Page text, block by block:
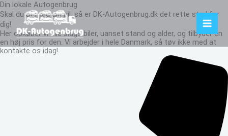
Gå
til
indholdet
Din lokale Autogenbrug
Skal du af med din bil, så er DK-Autogenbrug.dk det rette sted for
dig!
Her opkøber vi alle slags biler, uanset stand og alder, og tilbyder en
en høj pris for den. Vi arbejder i hele Danmark, så tøv ikke med at
kontakte os idag!